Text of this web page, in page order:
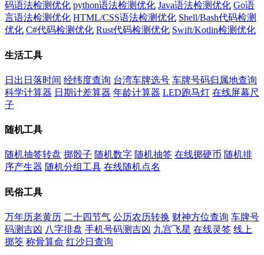
码语法检测优化 python语法检测优化 Java语法检测优化 Go语
言语法检测优化 HTML/CSS语法检测优化 Shell/Bash代码检测
优化 C#代码检测优化 Rust代码检测优化 Swift/Kotlin检测优化
生活工具
日出日落时间 经纬度查询 台湾车牌选号 车牌号码归属地查询
科学计算器 日期计差算器 年龄计算器 LED跑马灯 在线屏幕尺
子
随机工具
随机抽签转盘 掷骰子 随机数字 随机抽签 在线掷硬币 随机排
序产生器 随机分组工具 在线随机点名
民俗工具
万年历老黄历 二十四节气 公历农历转换 财神方位查询 车牌号
码测吉凶 八字排盘 手机号码测吉凶 九宫飞星 在线灵签 线上
掷筊 称骨算命 红沙日查询